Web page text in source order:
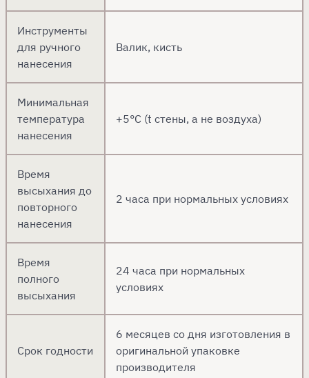
Инструменты
для ручного
нанесения
Валик, кисть
Минимальная
температура
нанесения
+5°C (t стены, а не воздуха)
Время
высыхания до
повторного
нанесения
2 часа при нормальных условиях
Время
полного
высыхания
24 часа при нормальных
условиях
Срок годности
6 месяцев со дня изготовления в
оригинальной упаковке
производителя